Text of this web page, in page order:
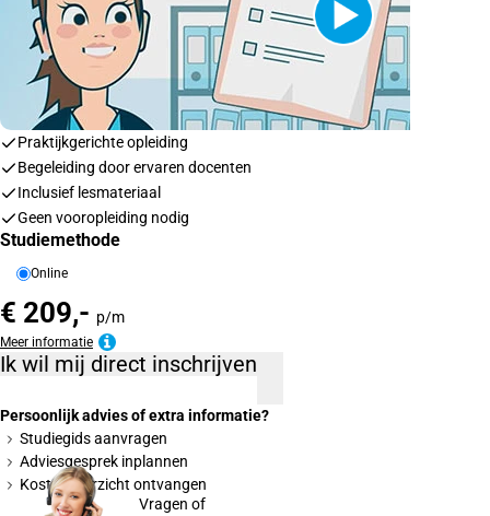
Praktijkgerichte opleiding
Begeleiding door ervaren docenten
Inclusief lesmateriaal
Geen vooropleiding nodig
Studiemethode
Online
€ 209,- p/m
Meer informatie
Ik wil mij direct inschrijven
Persoonlijk advies of extra informatie?
Studiegids aanvragen
Adviesgesprek inplannen
Kostenoverzicht ontvangen
Vragen of